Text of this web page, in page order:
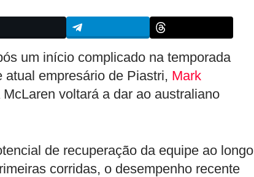
um início complicado na temporada
atual empresário de Piastri, Mark
voltará a dar ao australiano
de recuperação da equipe ao longo
corridas, o desempenho recente